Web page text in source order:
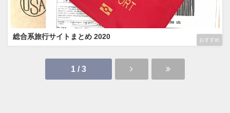
おすすめ
総合系旅行サイトまとめ 2020
1 / 3